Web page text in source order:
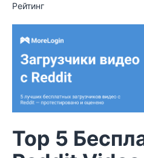
Рейтинг
Top 5